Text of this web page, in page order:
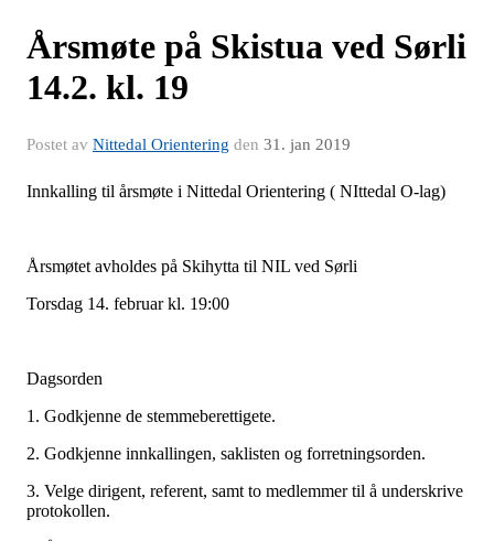
Årsmøte på Skistua ved Sørli
14.2. kl. 19
Postet av Nittedal Orientering den 31. jan 2019
Innkalling til årsmøte i Nittedal Orientering ( NIttedal O-lag)
Årsmøtet avholdes på Skihytta til NIL ved Sørli
Torsdag 14. februar kl. 19:00
Dagsorden
1. Godkjenne de stemmeberettigete.
2. Godkjenne innkallingen, saklisten og forretningsorden.
3. Velge dirigent, referent, samt to medlemmer til å underskrive
protokollen.